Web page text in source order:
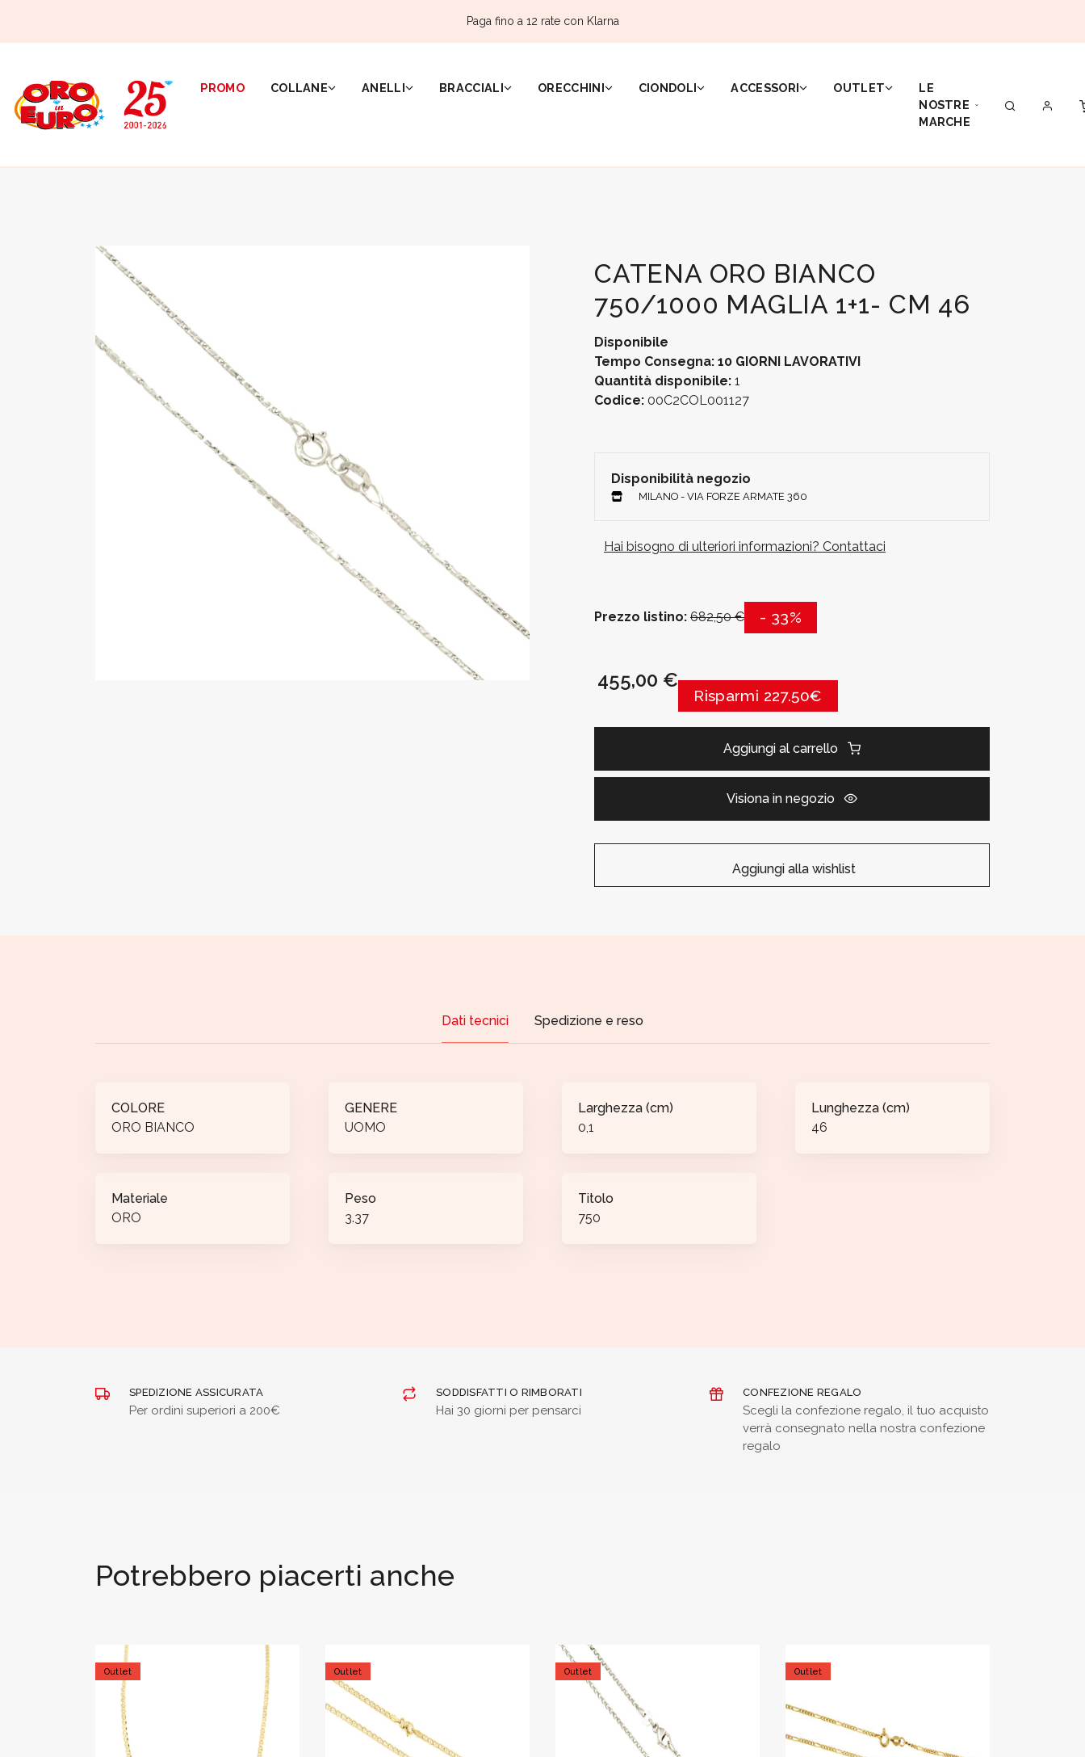
Paga fino a 12 rate con Klarna
PROMO COLLANE ANELLI BRACCIALI ORECCHINI CIONDOLI ACCESSORI OUTLET
LE
NOSTRE
MARCHE
CATENA ORO BIANCO
750/1000 MAGLIA 1+1- CM 46
Disponibile
Tempo Consegna: 10 GIORNI LAVORATIVI
Quantità disponibile: 1
Codice: 00C2COL001127
Disponibilità negozio
MILANO - VIA FORZE ARMATE 360
Hai bisogno di ulteriori informazioni? Contattaci
Prezzo listino: 682,50 € - 33%
455,00 €
Risparmi 227.50€
Aggiungi al carrello
Visiona in negozio
Aggiungi alla wishlist
Dati tecnici Spedizione e reso
COLORE
ORO BIANCO
GENERE
UOMO
Larghezza (cm)
0,1
Lunghezza (cm)
46
Materiale
ORO
Peso
3.37
Titolo
750
SPEDIZIONE ASSICURATA
Per ordini superiori a 200€
SODDISFATTI O RIMBORATI
Hai 30 giorni per pensarci
CONFEZIONE REGALO
Scegli la confezione regalo, il tuo acquisto
verrà consegnato nella nostra confezione
regalo
Potrebbero piacerti anche
Outlet Outlet Outlet Outlet